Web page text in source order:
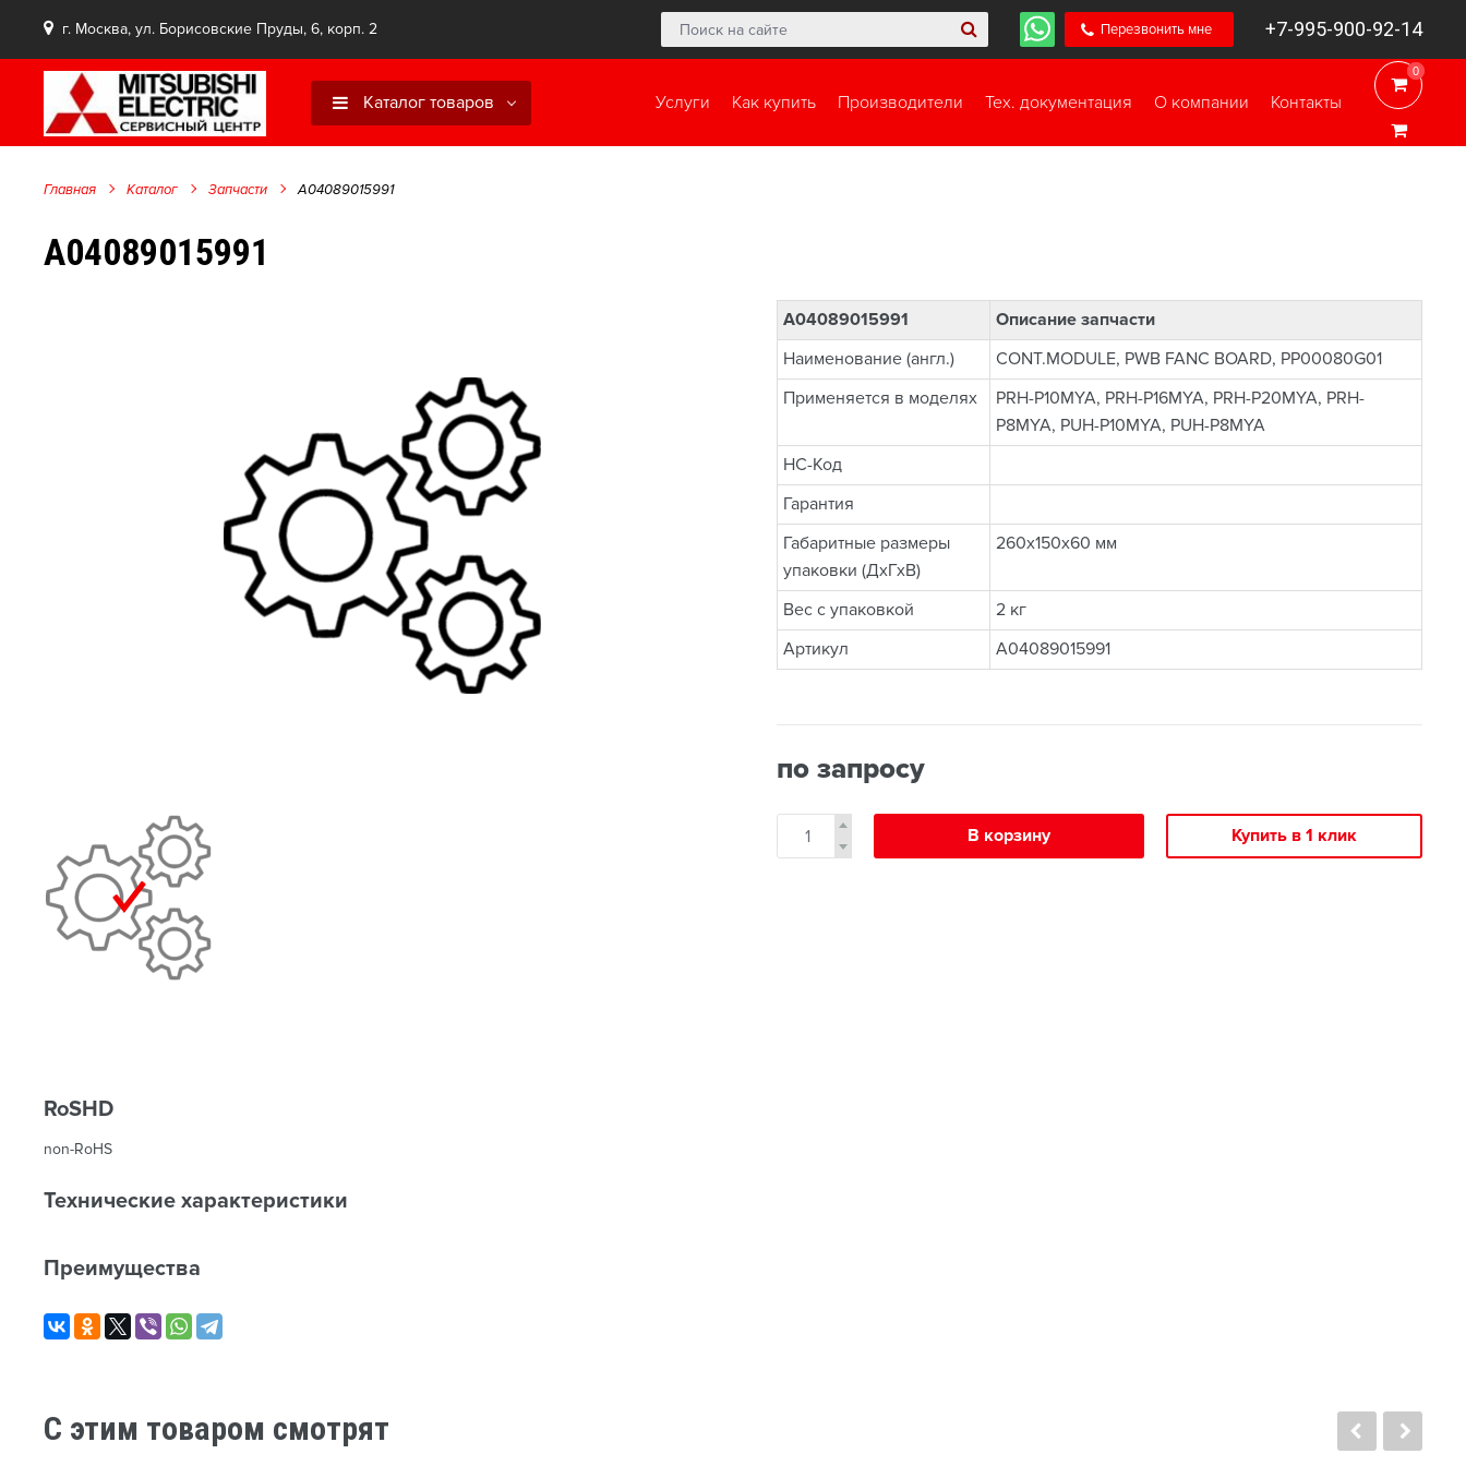
г. Москва, ул. Борисовские Пруды, 6, корп. 2 Перезвонить мне +7-995-900-92-14
0
0
Услуги Как купить Производители Тех. документация О компании Контакты
Каталог товаров
Главная Каталог Запчасти A04089015991
A04089015991
A04089015991
Описание запчасти
Наименование (англ.)
CONT.MODULE, PWB FANC BOARD, PP00080G01
Применяется в моделях
PRH-P10MYA, PRH-P16MYA, PRH-P20MYA, PRH-
P8MYA, PUH-P10MYA, PUH-P8MYA
НС-Код
Гарантия
Габаритные размеры
упаковки (ДхГхВ)
260x150x60 мм
Вес с упаковкой
2 кг
Артикул
A04089015991
по запросу
В корзину Купить в 1 клик
RoSHD
non-RoHS
Технические характеристики
Преимущества
C этим товаром смотрят